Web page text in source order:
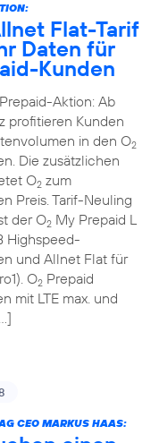
Flat-Tarif
Daten für
Kunden
Aktion: Ab
profitieren Kunden
in den O2
Die zusätzlichen
O2zum
Preis. Tarif-Neuling
der O2My Prepaid L
Highspeed-
und Allnet Flat für
O2Prepaid
mit LTE max. und
CEO MARKUS HAAS: